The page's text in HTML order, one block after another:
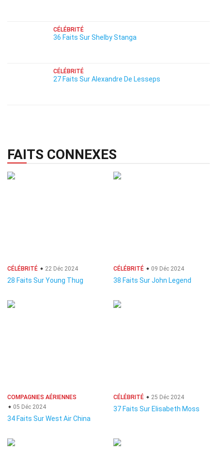
CÉLÉBRITÉ
36 Faits Sur Shelby Stanga
CÉLÉBRITÉ
27 Faits Sur Alexandre De Lesseps
FAITS CONNEXES
CÉLÉBRITÉ 22 Déc 2024
28 Faits Sur Young Thug
CÉLÉBRITÉ 09 Déc 2024
38 Faits Sur John Legend
COMPAGNIES AÉRIENNES
05 Déc 2024
34 Faits Sur West Air China
CÉLÉBRITÉ 25 Déc 2024
37 Faits Sur Elisabeth Moss